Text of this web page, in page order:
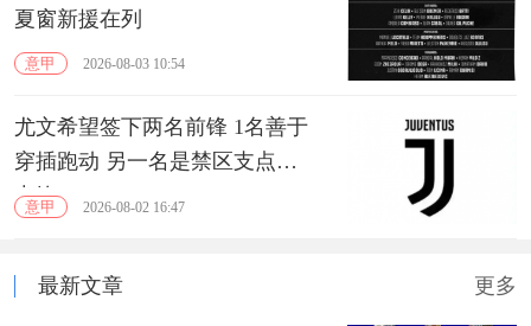
夏窗新援在列
意甲 2026-08-03 10:54
尤文希望签下两名前锋 1名善于
穿插跑动 另一名是禁区支点型
中锋
意甲 2026-08-02 16:47
最新文章 更多